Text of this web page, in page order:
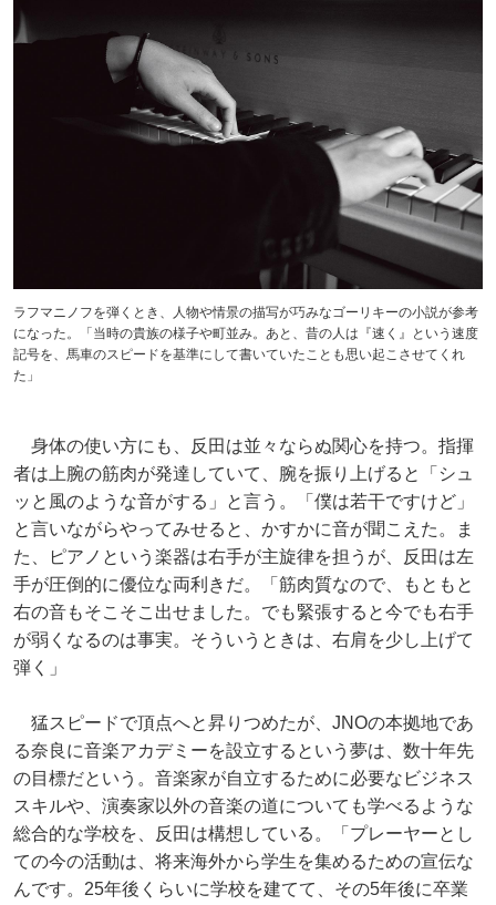
ラフマニノフを弾くとき、人物や情景の描写が巧みなゴーリキーの小説が参考
になった。「当時の貴族の様子や町並み。あと、昔の人は『速く』という速度
記号を、馬車のスピードを基準にして書いていたことも思い起こさせてくれ
た」
身体の使い方にも、反田は並々ならぬ関心を持つ。指揮
者は上腕の筋肉が発達していて、腕を振り上げると「シュ
ッと風のような音がする」と言う。「僕は若干ですけど」
と言いながらやってみせると、かすかに音が聞こえた。ま
た、ピアノという楽器は右手が主旋律を担うが、反田は左
手が圧倒的に優位な両利きだ。「筋肉質なので、もともと
右の音もそこそこ出せました。でも緊張すると今でも右手
が弱くなるのは事実。そういうときは、右肩を少し上げて
弾く」
猛スピードで頂点へと昇りつめたが、JNOの本拠地であ
る奈良に音楽アカデミーを設立するという夢は、数十年先
の目標だという。音楽家が自立するために必要なビジネス
スキルや、演奏家以外の音楽の道についても学べるような
総合的な学校を、反田は構想している。「プレーヤーとし
ての今の活動は、将来海外から学生を集めるための宣伝な
んです。25年後くらいに学校を建てて、その5年後に卒業